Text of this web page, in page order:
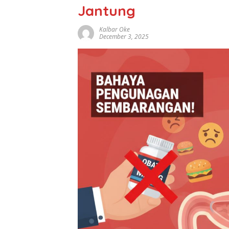
Jantung
Kalbar Oke
December 3, 2025